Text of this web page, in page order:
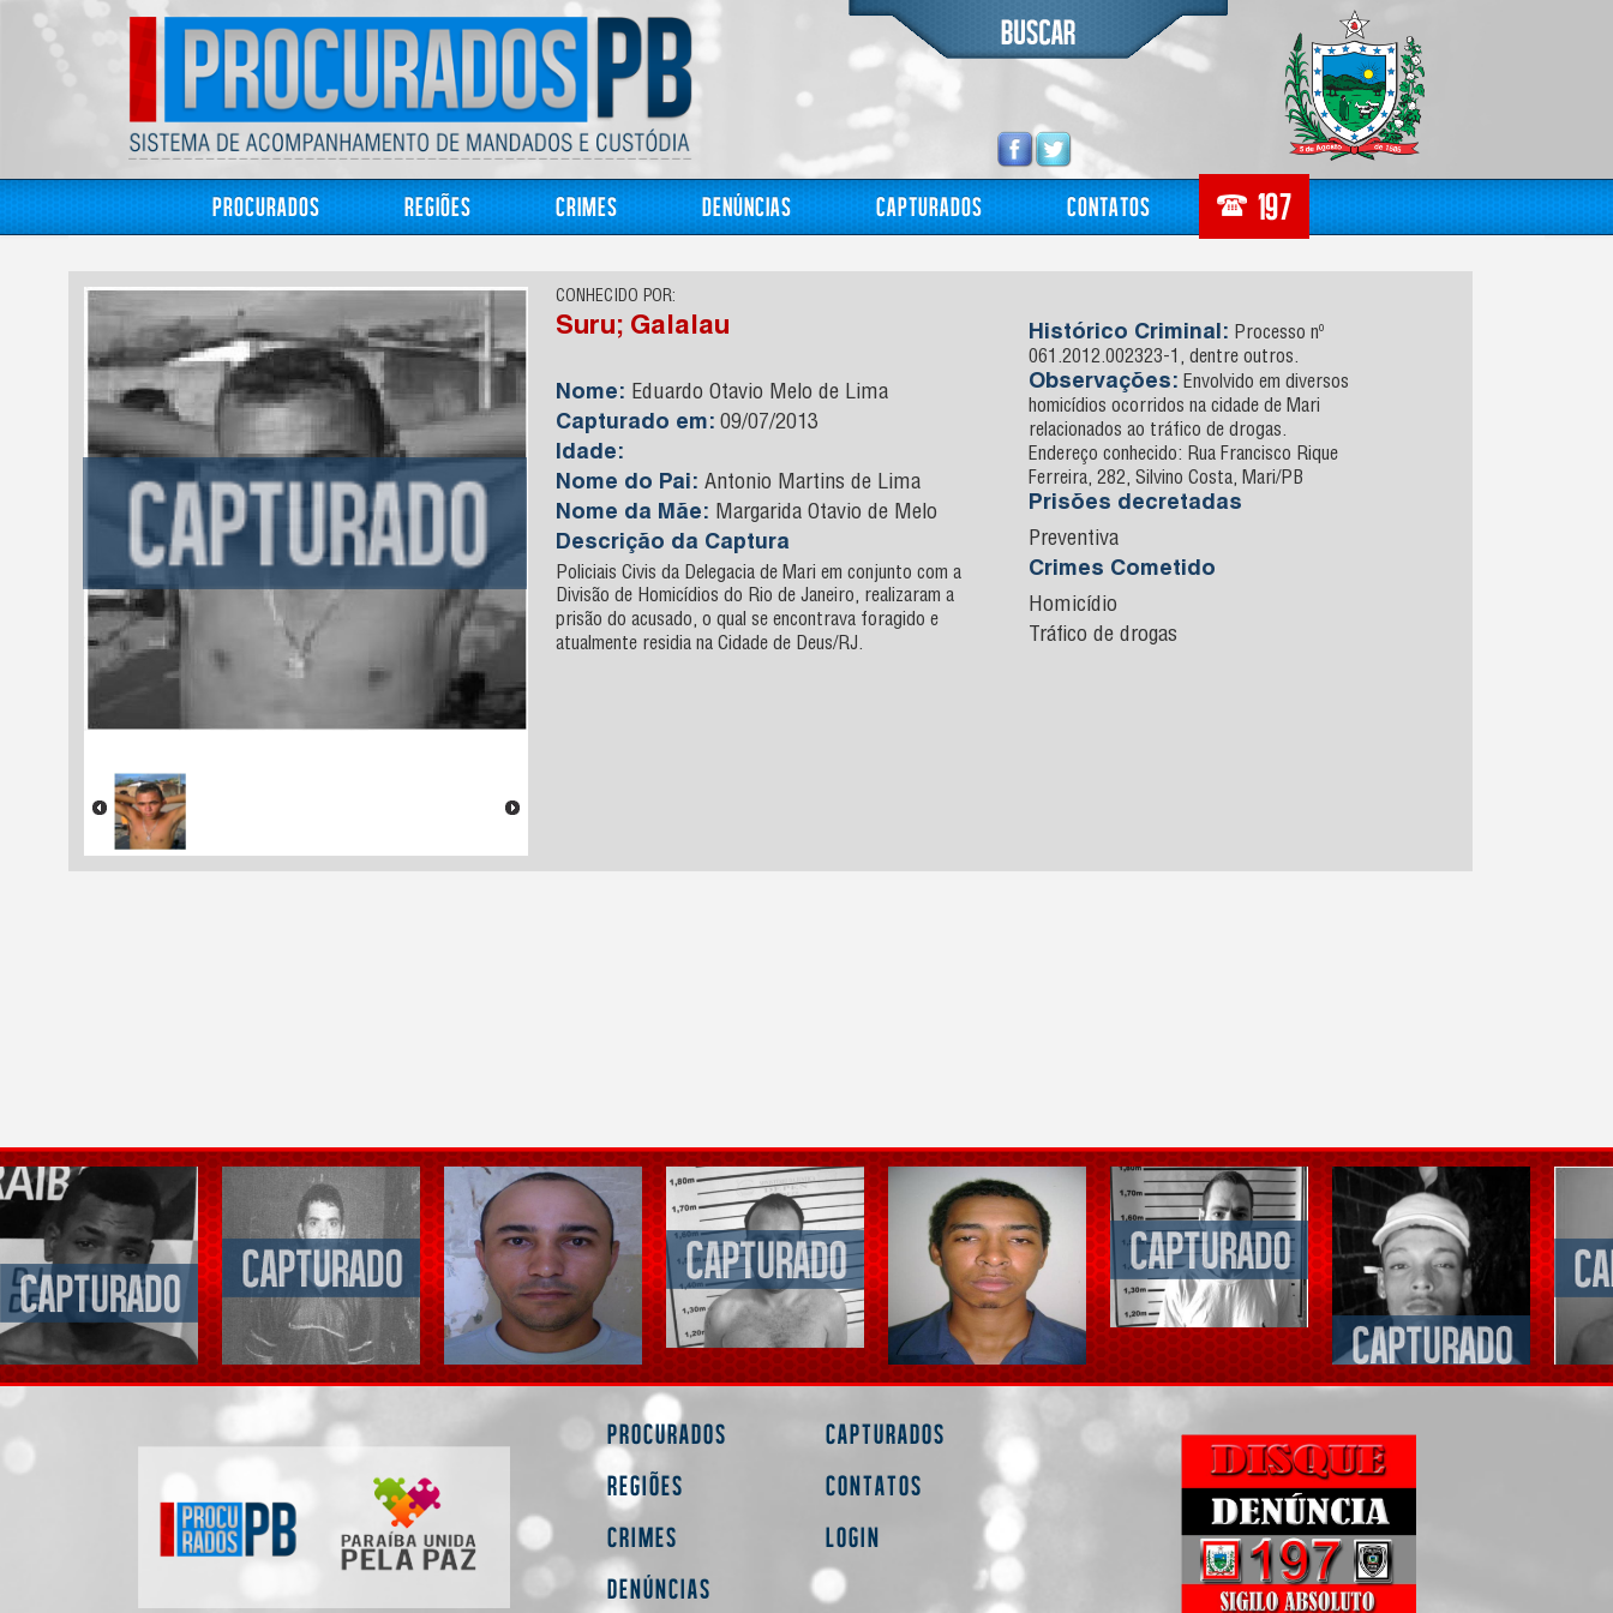
Procurados Regiões Crimes Denúncias Capturados Contatos
CONHECIDO POR:
Suru; Galalau
Nome: Eduardo Otavio Melo de Lima
Capturado em: 09/07/2013
Idade:
Nome do Pai: Antonio Martins de Lima
Nome da Mãe: Margarida Otavio de Melo
Descrição da Captura
Policiais Civis da Delegacia de Mari em conjunto com a
Divisão de Homicídios do Rio de Janeiro, realizaram a
prisão do acusado, o qual se encontrava foragido e
atualmente residia na Cidade de Deus/RJ.
Histórico Criminal: Processo nº
061.2012.002323-1, dentre outros.
Observações: Envolvido em diversos
homicídios ocorridos na cidade de Mari
relacionados ao tráfico de drogas.
Endereço conhecido: Rua Francisco Rique
Ferreira, 282, Silvino Costa, Mari/PB
Prisões decretadas
Preventiva
Crimes Cometido
Homicídio
Tráfico de drogas
Procurados
Regiões
Crimes
Denúncias
Capturados
Contatos
Login